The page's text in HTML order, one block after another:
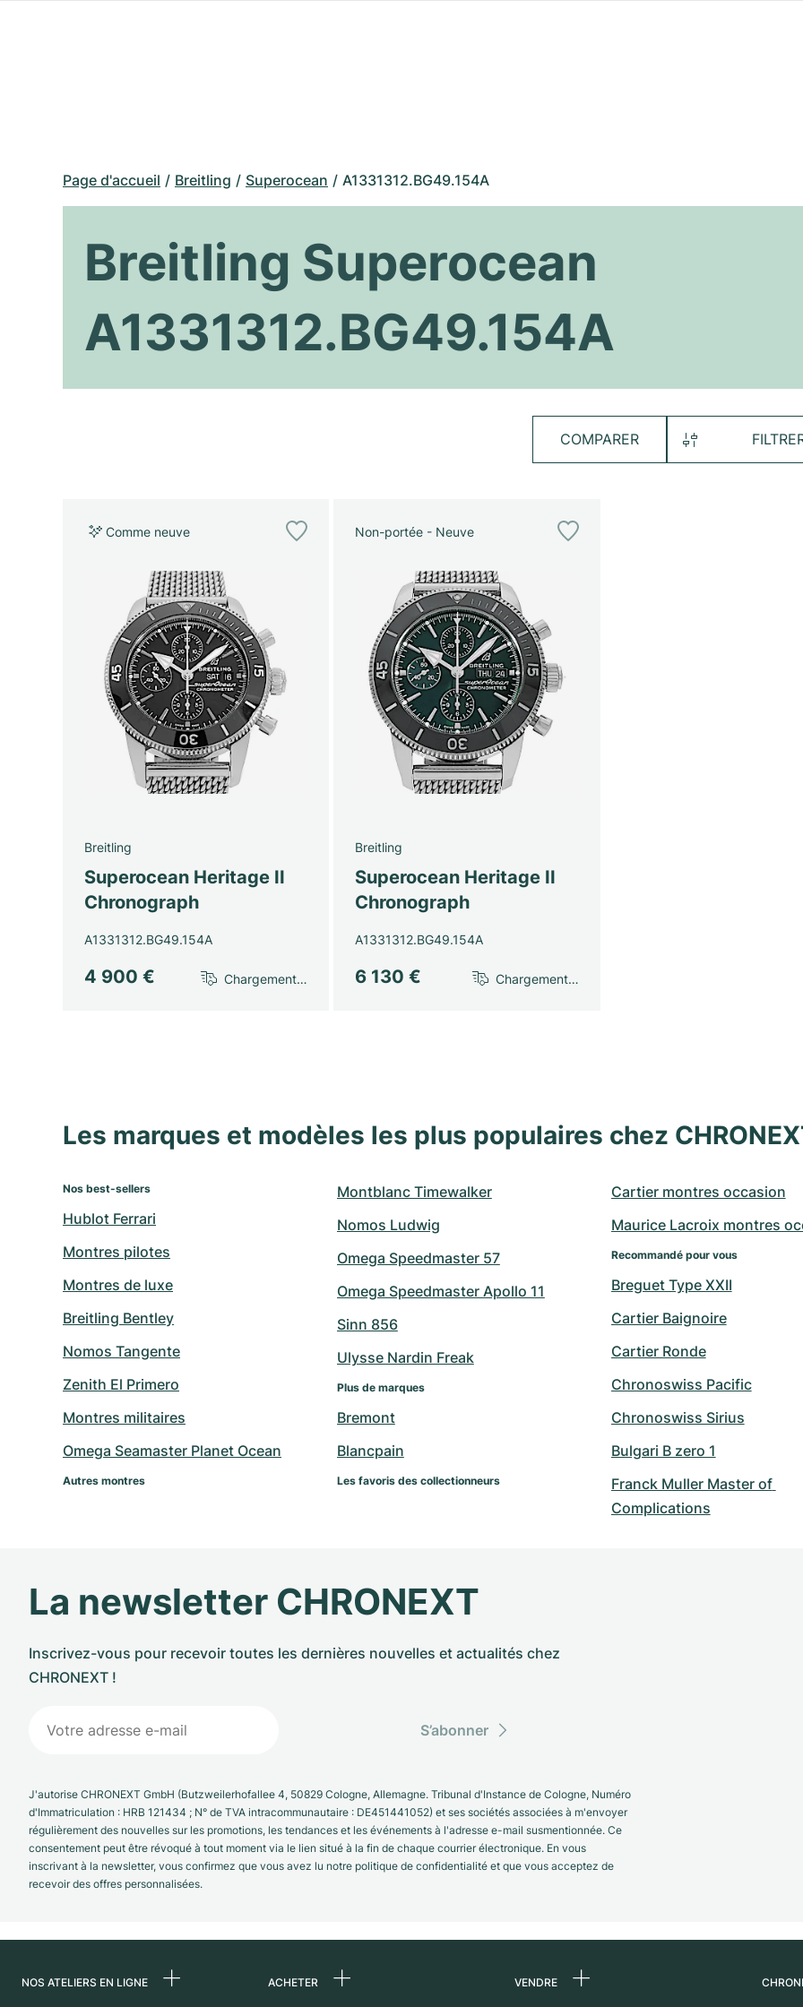
Page d'accueil Breitling Superocean A1331312.BG49.154A
Breitling Superocean
A1331312.BG49.154A
COMPARER
Comme neuve
Breitling
Superocean Heritage II
Chronograph
A1331312.BG49.154A
4 900 € Chargement…
Non-portée - Neuve
Breitling
Superocean Heritage II
Chronograph
A1331312.BG49.154A
6 130 € Chargement…
Les marques et modèles les plus populaires chez
Nos best-sellers
Hublot Ferrari
Montres pilotes
Montres de luxe
Breitling Bentley
Nomos Tangente
Zenith El Primero
Montres militaires
Omega Seamaster Planet Ocean
Autres montres
Montblanc Timewalker
Nomos Ludwig
Omega Speedmaster 57
Omega Speedmaster Apollo 11
Sinn 856
Ulysse Nardin Freak
Plus de marques
Bremont
Blancpain
Les favoris des collectionneurs
Cartier montres occasion
Maurice Lacroix montres
Recommandé pour vous
Breguet Type XXII
Cartier Baignoire
Cartier Ronde
Chronoswiss Pacific
Chronoswiss Sirius
Bulgari B zero 1
Franck Muller Master of
Complications
La newsletter CHRONEXT
Inscrivez-vous pour recevoir toutes les dernières nouvelles et actualités chez
CHRONEXT !
S’abonner
J'autorise CHRONEXT GmbH (Butzweilerhofallee 4, 50829 Cologne, Allemagne. Tribunal d'Instance de Cologne, Numéro
d'Immatriculation : HRB 121434 ; N° de TVA intracommunautaire : DE451441052) et ses sociétés associées à m'envoyer
régulièrement des nouvelles sur les promotions, les tendances et les événements à l'adresse e-mail susmentionnée. Ce
consentement peut être révoqué à tout moment via le lien situé à la fin de chaque courrier électronique. En vous
inscrivant à la newsletter, vous confirmez que vous avez lu notre politique de confidentialité et que vous acceptez de
recevoir des offres personnalisées.
NOS ATELIERS EN LIGNE ACHETER VENDRE